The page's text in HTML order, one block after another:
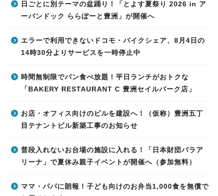
日ごとに別テーマの盆踊り！「とよす夏祭り 2026 in ア
ーバンドック ららぽーと豊洲」が開催へ
エラーで利用できないドコモ・バイクシェア、8月4日の
14時30分よりサービスを一時停止中
時間無制限でパン食べ放題！平日ランチがおトクな
「BAKERY RESTAURANT C 豊洲セイルパーク店」
お店・オフィス向けのビルを建設へ！（仮称）豊洲五丁
目テナントビル新築工事のお知らせ
普段入れないお台場の施設に入れる！「日本財団パラア
リーナ」で夏休み親子イベントが開催へ（参加無料）
ママ・パパに朗報！子ども向けのお弁当1,000食を無償で